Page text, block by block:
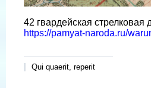
42 гвардейская стрелковая
https://pamyat-naroda.ru/
Qui quaerit, reperit